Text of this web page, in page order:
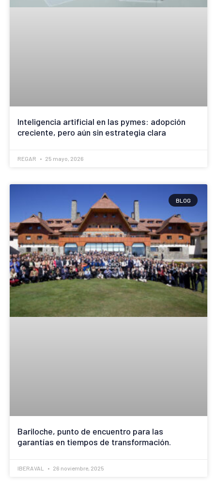
Inteligencia artificial en las pymes: adopción
creciente, pero aún sin estrategia clara
REGAR 25 mayo, 2026
BLOG
Bariloche, punto de encuentro para las
garantías en tiempos de transformación.
IBERAVAL 26 noviembre, 2025